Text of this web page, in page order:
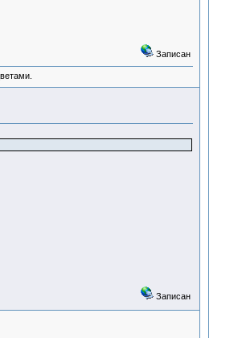
Записан
Записан